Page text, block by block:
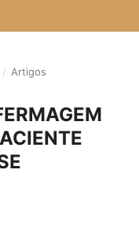
/ Artigos